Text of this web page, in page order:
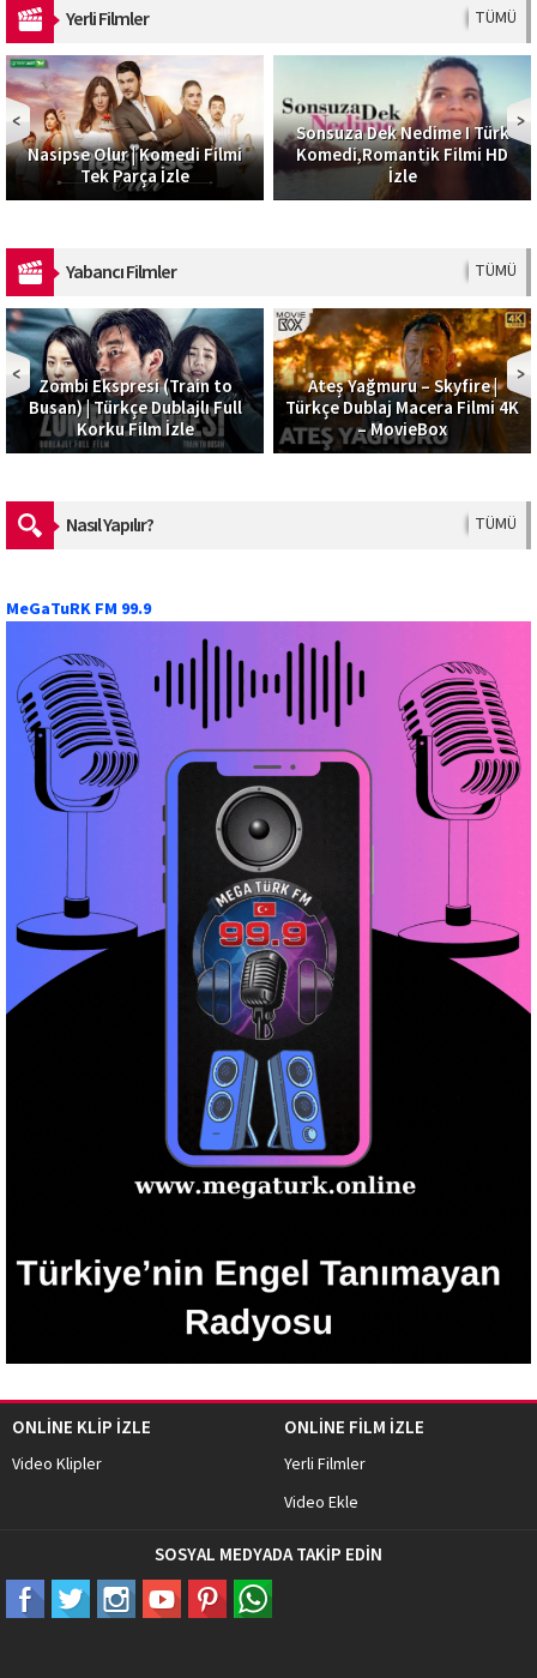
Yerli Filmler TÜMÜ
Nasipse Olur | Komedi Filmi
Tek Parça İzle
Sonsuza Dek Nedime I Türk
Komedi,Romantik Filmi HD
İzle
Yabancı Filmler TÜMÜ
Zombi Ekspresi (Train to
Busan) | Türkçe Dublajlı Full
Korku Film İzle
Ateş Yağmuru – Skyfire |
Türkçe Dublaj Macera Filmi 4K
– MovieBox
Nasıl Yapılır? TÜMÜ
MeGaTuRK FM 99.9
ONLİNE KLİP İZLE
Video Klipler
ONLİNE FİLM İZLE
Yerli Filmler
Video Ekle
SOSYAL MEDYADA TAKİP EDİN